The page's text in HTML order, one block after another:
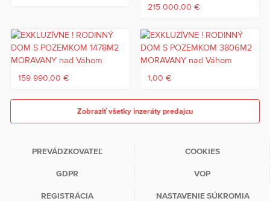
215 000,00 €
159 990,00 € 1,00 €
Zobraziť všetky inzeráty predajcu
PREVÁDZKOVATEĽ COOKIES
GDPR VOP
REGISTRÁCIA NASTAVENIE SÚKROMIA